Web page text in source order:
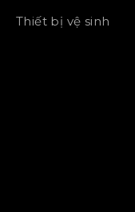
Thiết bị vệ sinh